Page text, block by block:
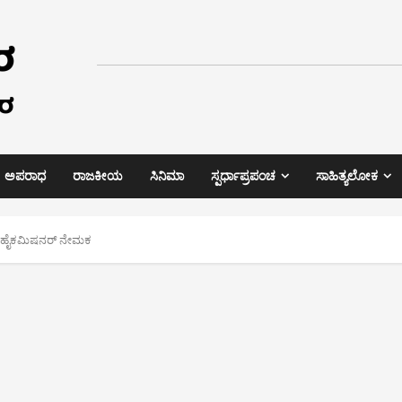
ಅಪರಾಧ ರಾಜಕೀಯ ಸಿನಿಮಾ ಸ್ಪರ್ಧಾಪ್ರಪಂಚ ಸಾಹಿತ್ಯಲೋಕ
ಹೈಕಮಿಷನರ್ ನೇಮಕ